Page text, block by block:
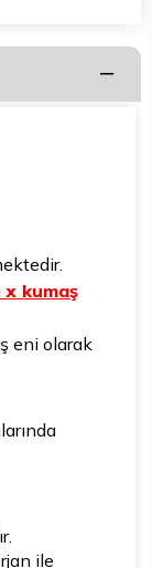
kumaş
eni olarak
ile